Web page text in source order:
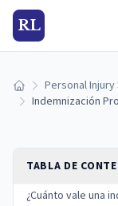
RL
Inicio Personal
TABLA DE
¿Cuánto vale una